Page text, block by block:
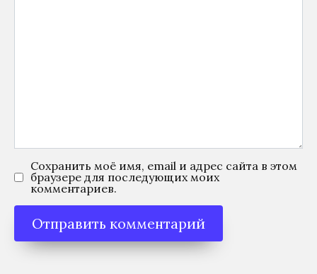
Сохранить моё имя, email и адрес сайта в этом
браузере для последующих моих
комментариев.